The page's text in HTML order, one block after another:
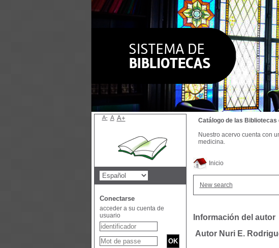
Inicio
New search
Información del autor
Autor Nuri E.
Catálogo de las Bibliotecas
Nuestro acervo cuenta con
medicina.
A- A A+
Conectarse
acceder a su cuenta de
usuario